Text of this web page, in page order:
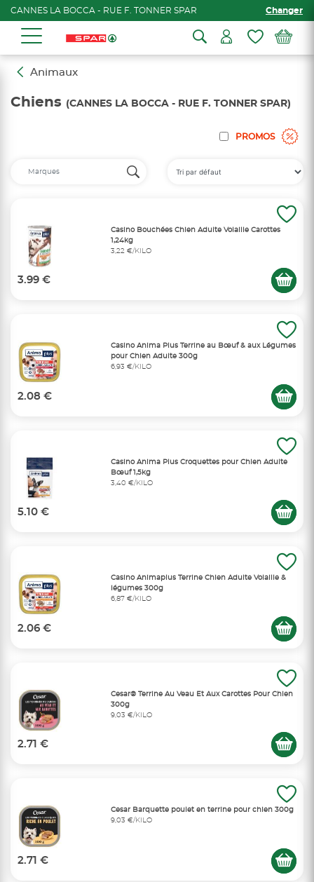
CANNES LA BOCCA - RUE F. TONNER SPAR Changer
Animaux
Chiens (CANNES LA BOCCA - RUE F. TONNER SPAR)
PROMOS
Casino Bouchées Chien Adulte Volaille Carottes
1,24kg
3,22 €/KILO
3.99 €
Casino Anima Plus Terrine au Bœuf & aux Légumes
pour Chien Adulte 300g
6,93 €/KILO
2.08 €
Casino Anima Plus Croquettes pour Chien Adulte
Bœuf 1,5kg
3,40 €/KILO
5.10 €
Casino Animaplus Terrine Chien Adulte Volaille &
légumes 300g
6,87 €/KILO
2.06 €
Cesar® Terrine Au Veau Et Aux Carottes Pour Chien
300g
9,03 €/KILO
2.71 €
Cesar Barquette poulet en terrine pour chien 300g
9,03 €/KILO
2.71 €